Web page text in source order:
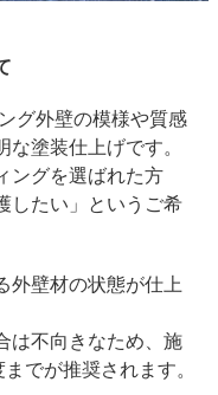
グ外壁の模様や質感
塗装仕上げです。
ングを選ばれた方
したい」というご希
外壁材の状態が仕上
は不向きなため、施
でが推奨されます。